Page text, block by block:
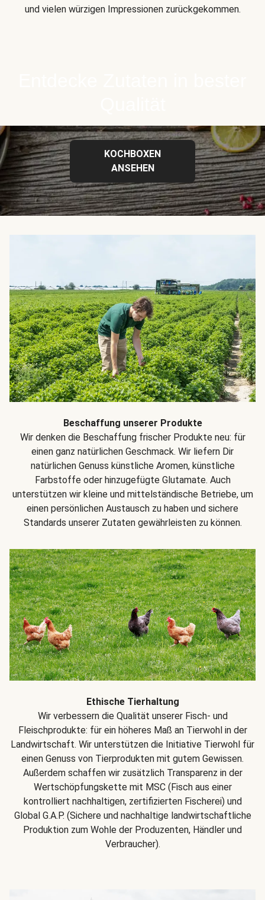
und vielen würzigen Impressionen zurückgekommen.
KOCHBOXEN
ANSEHEN
Beschaffung unserer Produkte
Wir denken die Beschaffung frischer Produkte neu: für
einen ganz natürlichen Geschmack. Wir liefern Dir
natürlichen Genuss künstliche Aromen, künstliche
Farbstoffe oder hinzugefügte Glutamate. Auch
unterstützen wir kleine und mittelständische Betriebe, um
einen persönlichen Austausch zu haben und sichere
Standards unserer Zutaten gewährleisten zu können.
Ethische Tierhaltung
Wir verbessern die Qualität unserer Fisch- und
Fleischprodukte: für ein höheres Maß an Tierwohl in der
Landwirtschaft. Wir unterstützen die Initiative Tierwohl für
einen Genuss von Tierprodukten mit gutem Gewissen.
Außerdem schaffen wir zusätzlich Transparenz in der
Wertschöpfungskette mit MSC (Fisch aus einer
kontrolliert nachhaltigen, zertifizierten Fischerei) und
Global G.A.P. (Sichere und nachhaltige landwirtschaftliche
Produktion zum Wohle der Produzenten, Händler und
Verbraucher).